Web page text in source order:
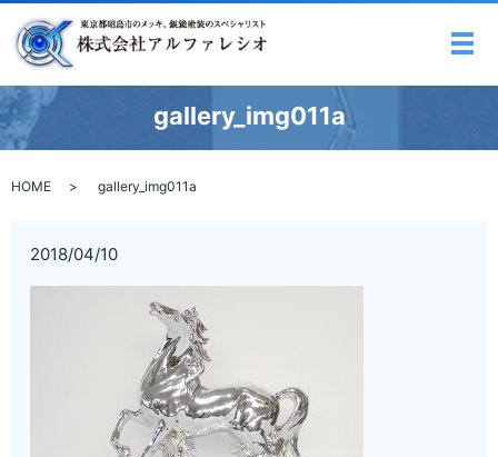
メ
gallery_img011a
HOME gallery_img011a
2018/04/10